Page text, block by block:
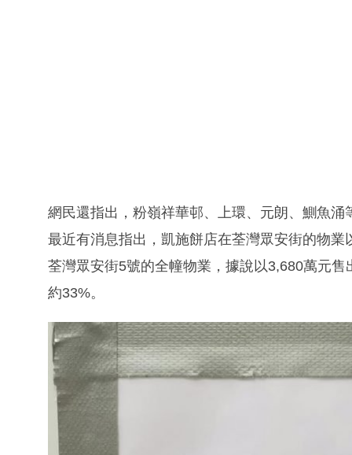
網民還指出，粉嶺祥華邨、上環、元朗、鰂魚
最近有消息指出，凱施餅店在荃灣眾安街的物
荃灣眾安街5號的全幢物業，據說以3,680萬元
約33%。